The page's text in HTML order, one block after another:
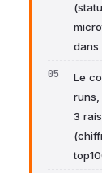
dans
Le
runs,
3